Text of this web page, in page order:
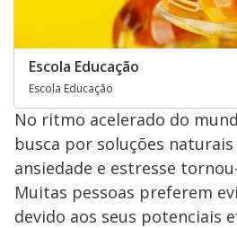
Escola Educação
Escola Educação
No ritmo acelerado do
busca por soluções
ansiedade e estresse
Muitas pessoas preferem
devido aos seus potenciais